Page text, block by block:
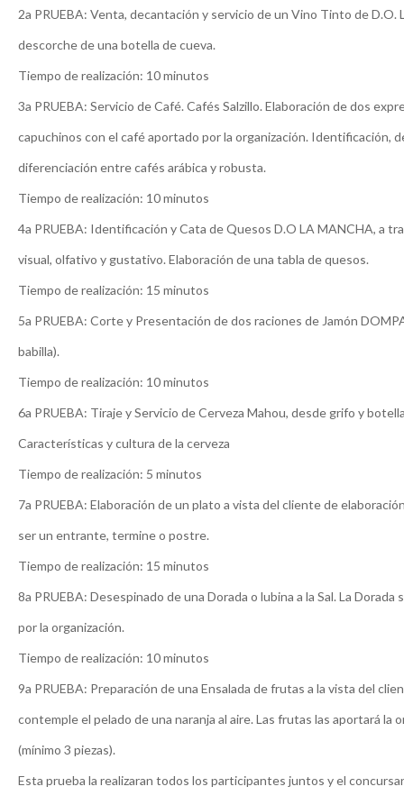
2a PRUEBA: Venta, decantación y servicio de un Vino Tinto de D.O.
descorche de una botella de cueva.
Tiempo de realización: 10 minutos
3a PRUEBA: Servicio de Café. Cafés Salzillo. Elaboración de dos
capuchinos con el café aportado por la organización. Identificación,
diferenciación entre cafés arábica y robusta.
Tiempo de realización: 10 minutos
4a PRUEBA: Identificación y Cata de Quesos D.O LA MANCHA, a
visual, olfativo y gustativo. Elaboración de una tabla de quesos.
Tiempo de realización: 15 minutos
5a PRUEBA: Corte y Presentación de dos raciones de Jamón
babilla).
Tiempo de realización: 10 minutos
6a PRUEBA: Tiraje y Servicio de Cerveza Mahou, desde grifo y
Características y cultura de la cerveza
Tiempo de realización: 5 minutos
7a PRUEBA: Elaboración de un plato a vista del cliente de
ser un entrante, termine o postre.
Tiempo de realización: 15 minutos
8a PRUEBA: Desespinado de una Dorada o lubina a la Sal. La Dorada
por la organización.
Tiempo de realización: 10 minutos
9a PRUEBA: Preparación de una Ensalada de frutas a la vista del
contemple el pelado de una naranja al aire. Las frutas las aportará la
(mínimo 3 piezas).
Esta prueba la realizaran todos los participantes juntos y el